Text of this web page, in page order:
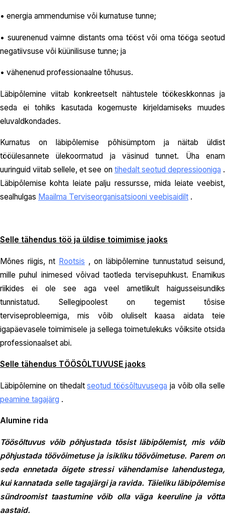
• energia ammendumise või kurnatuse tunne;
• suurenenud vaimne distants oma tööst või oma tööga seotud
negatiivsuse või küünilisuse tunne; ja
• vähenenud professionaalne tõhusus.
Läbipõlemine viitab konkreetselt nähtustele töökeskkonnas ja
seda ei tohiks kasutada kogemuste kirjeldamiseks muudes
eluvaldkondades.
Kurnatus on läbipõlemise põhisümptom ja näitab üldist
tööülesannete ülekoormatud ja väsinud tunnet. Üha enam
uuringuid viitab sellele, et see on tihedalt seotud depressiooniga .
Läbipõlemise kohta leiate palju ressursse, mida leiate veebist,
sealhulgas Maailma Terviseorganisatsiooni veebisaidilt .
Selle tähendus töö ja üldise toimimise jaoks
Mõnes riigis, nt Rootsis , on läbipõlemine tunnustatud seisund,
mille puhul inimesed võivad taotleda tervisepuhkust. Enamikus
riikides ei ole see aga veel ametlikult haigusseisundiks
tunnistatud. Sellegipoolest on tegemist tõsise
terviseprobleemiga, mis võib oluliselt kaasa aidata teie
igapäevasele toimimisele ja sellega toimetulekuks võiksite otsida
professionaalset abi.
Selle tähendus TÖÖSÕLTUVUSE jaoks
Läbipõlemine on tihedaltseotud töösõltuvusega ja võib olla selle
peamine tagajärg .
Alumine rida
Töösõltuvus võib põhjustada tõsist läbipõlemist, mis võib
põhjustada töövõimetuse ja isikliku töövõimetuse. Parem on
seda ennetada õigete stressi vähendamise lahendustega,
kui kannatada selle tagajärgi ja ravida. Täieliku läbipõlemise
sündroomist taastumine võib olla väga keeruline ja võtta
aastaid.